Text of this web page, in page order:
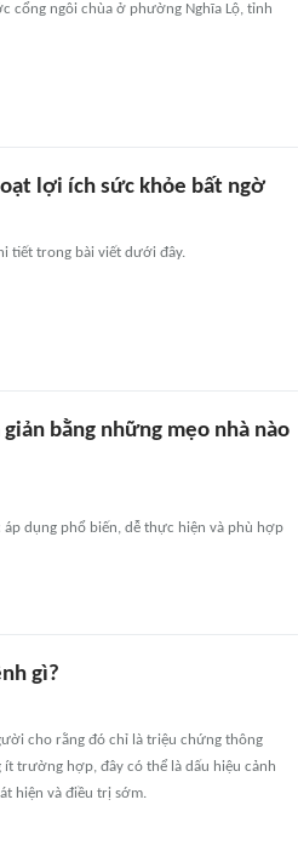
cổng ngôi chùa ở phường Nghĩa Lộ, tỉnh
lợi ích sức khỏe bất ngờ
tiết trong bài viết dưới đây.
bằng những mẹo nhà nào
dụng phổ biến, dễ thực hiện và phù hợp
gì?
cho rằng đó chỉ là triệu chứng thông
ít trường hợp, đây có thể là dấu hiệu cảnh
hiện và điều trị sớm.